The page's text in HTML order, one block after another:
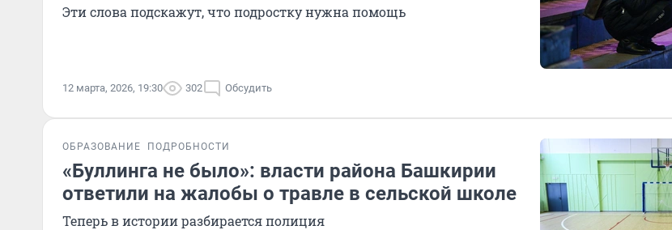
Эти слова подскажут, что подростку нужна помощь
12 марта, 2026, 19:30 302 Обсудить
ОБРАЗОВАНИЕ ПОДРОБНОСТИ
«Буллинга не было»: власти района Башкирии
ответили на жалобы о травле в сельской школе
Теперь в истории разбирается полиция